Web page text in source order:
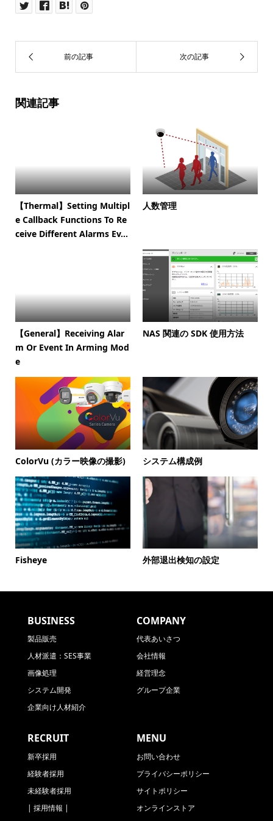
関連記事
【Thermal】Setting Multipl
e Callback Functions To Re
ceive Different Alarms Ev...
人数管理
【General】Receiving Alar
m Or Event In Arming Mod
e
NAS 関連の SDK 使用方法
ColorVu (カラー映像の撮影) システム構成例
Fisheye 外部退出検知の設定
BUSINESS
製品販売
人材派遣：SES事業
画像処理
システム開発
企業向け人材紹介
COMPANY
代表あいさつ
会社情報
経営理念
グループ企業
RECRUIT
新卒採用
経験者採用
未経験者採用
| 採用情報 |
MENU
お問い合わせ
プライバシーポリシー
サイトポリシー
オンラインストア